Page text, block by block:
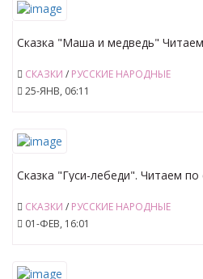
Сказка "Маша и медведь"
СКАЗКИ / РУССКИЕ НАРОДНЫЕ
25-ЯНВ, 06:11
Сказка "Гуси-лебеди". Читаем по
СКАЗКИ / РУССКИЕ НАРОДНЫЕ
01-ФЕВ, 16:01